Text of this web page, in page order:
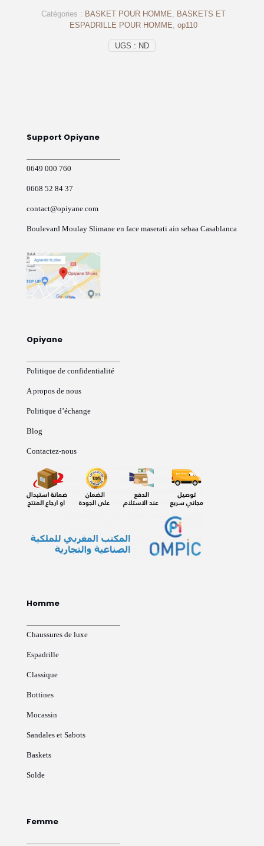
UGS : ND
Catégories : BASKET POUR HOMME
BASKETS ET
ESPADRILLE POUR HOMME op110
Support Opiyane
0649 000 760
0668 52 84 37
contact@opiyane.com
Boulevard Moulay Slimane en face maserati ain sebaa Casablanca
Opiyane
Politique de confidentialité
A propos de nous
Politique d’échange
Blog
Contactez-nous
Homme
Chaussures de luxe
Espadrille
Classique
Bottines
Mocassin
Sandales et Sabots
Baskets
Solde
Femme